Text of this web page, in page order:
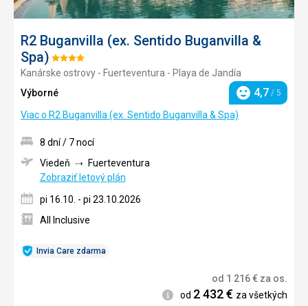
R2 Buganvilla (ex. Sentido Buganvilla &
Spa) Hodnotenie:
4/5
Kanárske ostrovy - Fuerteventura - Playa de Jandía
Výborné
Hodnotenie
4,7 / 5
Viac o R2 Buganvilla (ex. Sentido Buganvilla & Spa)
Invia Care zdarma
8 dní / 7 nocí
Viedeň
Fuerteventura
Zobraziť letový plán
pi 16.10. - pi 23.10.2026
All Inclusive
od 1 216€ za os.
Informácie
od 2 432€ za všetkých